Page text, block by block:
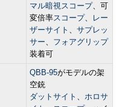
マル暗視スコープ、可
変倍率スコープ、
レー
ザーサイト 、 サプレッ
サー、 フォアグリップ
装着可
QBB-95がモデルの架
空銃
ダットサイト 、 ホロサ